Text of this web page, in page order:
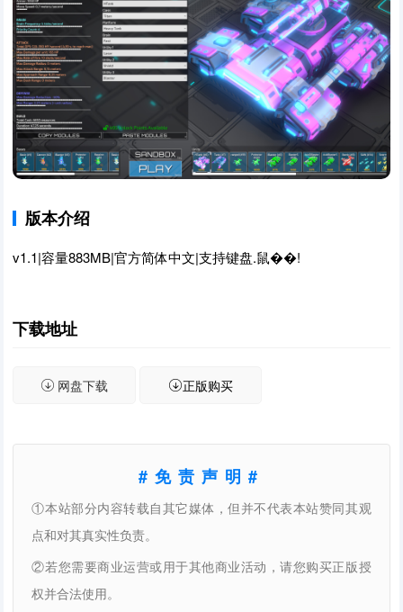
版本介绍
v1.1|容量883MB|官方简体中文|支持键盘.鼠��!
下载地址
网盘下载 正版购买
#免责声明#
①本站部分内容转载自其它媒体，但并不代表本站赞同其观
点和对其真实性负责。
②若您需要商业运营或用于其他商业活动，请您购买正版授
权并合法使用。